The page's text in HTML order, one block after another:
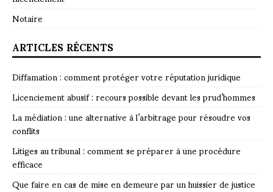
Notaire
ARTICLES RÉCENTS
Diffamation : comment protéger votre réputation juridique
Licenciement abusif : recours possible devant les prud’hommes
La médiation : une alternative à l’arbitrage pour résoudre vos
conflits
Litiges au tribunal : comment se préparer à une procédure
efficace
Que faire en cas de mise en demeure par un huissier de justice